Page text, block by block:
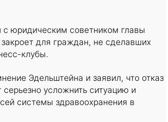
с юридическим советником главы
для граждан, не сделавших
клубы.
Эдельштейна и заявил, что отказ
усложнить ситуацию и
системы здравоохранения в